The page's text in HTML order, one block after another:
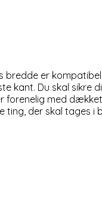
bredde er
kant. Du skal sikre
forenelig med
ting, der skal tages i